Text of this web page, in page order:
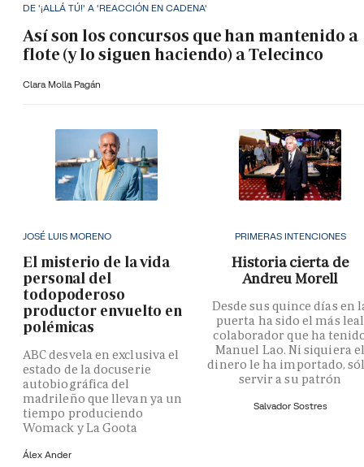
DE '¡ALLÁ TÚ!' A 'REACCIÓN EN CADENA'
Así son los concursos que han mantenido a
flote (y lo siguen haciendo) a Telecinco
Clara Molla Pagán
JOSÉ LUIS MORENO
El misterio de la vida
personal del
todopoderoso
productor envuelto en
polémicas
ABC desvela en exclusiva el
estado de la docuserie
autobiográfica del
madrileño que llevan ya un
tiempo produciendo
Womack y La Goota
Álex Ander
PRIMERAS INTENCIONES
Historia cierta de
Andreu Morell
Desde sus quince días en
puerta ha sido el más leal
colaborador que ha
Manuel Lao. Ni siquiera
dinero le ha importado,
servir a su patrón
Salvador Sostres